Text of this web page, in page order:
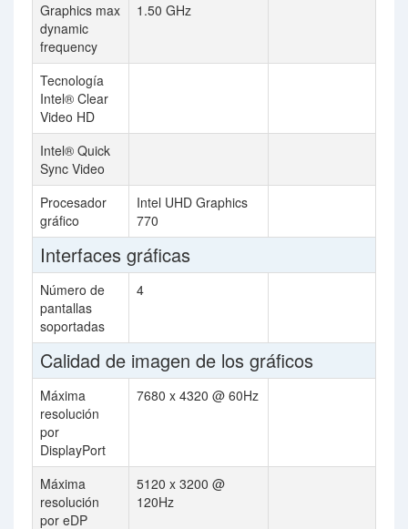
Graphics max
dynamic
frequency
1.50 GHz
Tecnología
Intel® Clear
Video HD
Intel® Quick
Sync Video
Procesador
gráfico
Intel UHD Graphics
770
Interfaces gráficas
Número de
pantallas
soportadas
4
Calidad de imagen de los gráficos
Máxima
resolución
por
DisplayPort
7680 x 4320 @ 60Hz
Máxima
resolución
por eDP
5120 x 3200 @
120Hz